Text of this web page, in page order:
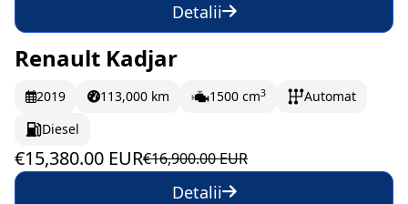
Detalii
În stoc 256.33 EUR/lună
Renault Kadjar
2019 113,000 km 1500 cm3
Automat
Diesel
€15,380.00 EUR€16,900.00 EUR
Detalii